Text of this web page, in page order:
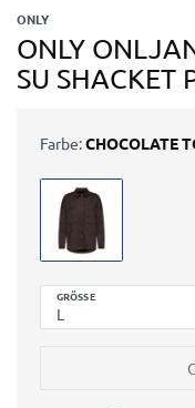
ONLY
ONLY
SU SHACKET
GRÖSSE
Farbe:CHOCOLATE